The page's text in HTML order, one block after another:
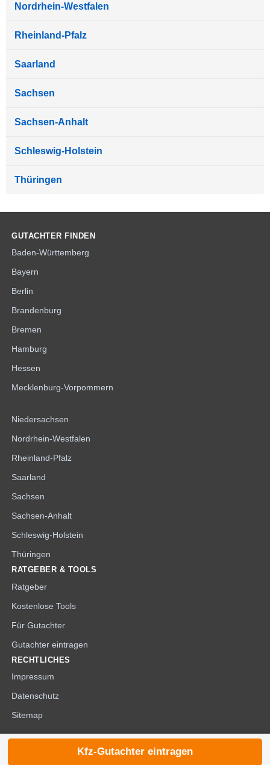
Nordrhein-Westfalen
Rheinland-Pfalz
Saarland
Sachsen
Sachsen-Anhalt
Schleswig-Holstein
Thüringen
GUTACHTER FINDEN
Baden-Württemberg
Bayern
Berlin
Brandenburg
Bremen
Hamburg
Hessen
Mecklenburg-Vorpommern
Niedersachsen
Nordrhein-Westfalen
Rheinland-Pfalz
Saarland
Sachsen
Sachsen-Anhalt
Schleswig-Holstein
Thüringen
RATGEBER & TOOLS
Ratgeber
Kostenlose Tools
Für Gutachter
Gutachter eintragen
RECHTLICHES
Impressum
Datenschutz
Sitemap
© 2026 die-kfzgutachter.de
Kfz-Gutachter eintragen